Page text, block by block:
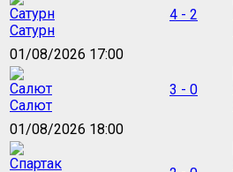
Сатурн
4 - 2
01/08/2026 17:00
Салют
3 - 0
01/08/2026 18:00